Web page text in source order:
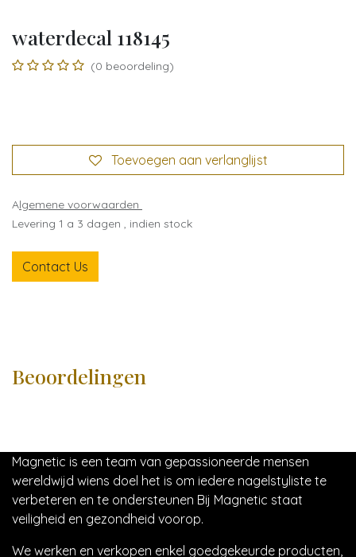
waterdecal 118145
(0 beoordeling)
Toevoegen aan verlanglijst
Algemene voorwaarden
Levering 1 a 3 dagen , indien stock
Contact Us
Beoordelingen
Magnetic is een team van gepassioneerde mensen
wereldwijd wiens doel het is om iedere nagelstyliste te
verbeteren en te ondersteunen Bij Magnetic staat
veiligheid en gezondheid voorop.
We werken en verkopen enkel goedgekeurde producten,